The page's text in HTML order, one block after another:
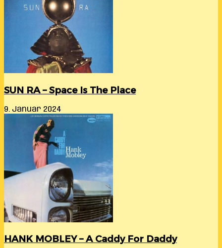
SUN RA – Space Is The Place
9. Januar 2024
HANK MOBLEY – A Caddy For Daddy